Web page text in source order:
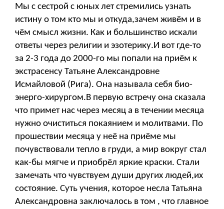
Мы с сестрой с юных лет стремились узнать
истину о том кто мы и откуда,зачем живём и в
чём смысл жизни. Как и большинство искали
ответы через религии и эзотерику.И вот где-то
за 2-3 года до 2000-го мы попали на приём к
экстрасенсу Татьяне Александровне
Исмайловой (Рига). Она называла себя био-
энерго-хирургом.В первую встречу она сказала
что примет нас через месяц а в течении месяца
нужно очиститься покаянием и молитвами. По
прошествии месяца у неё на приёме мы
почувствовали тепло в груди, а мир вокруг стал
как-бы мягче и приобрёл яркие краски. Стали
замечать что чувствуем души других людей,их
состояние. Суть учения, которое несла Татьяна
Александровна заключалось в том , что главное